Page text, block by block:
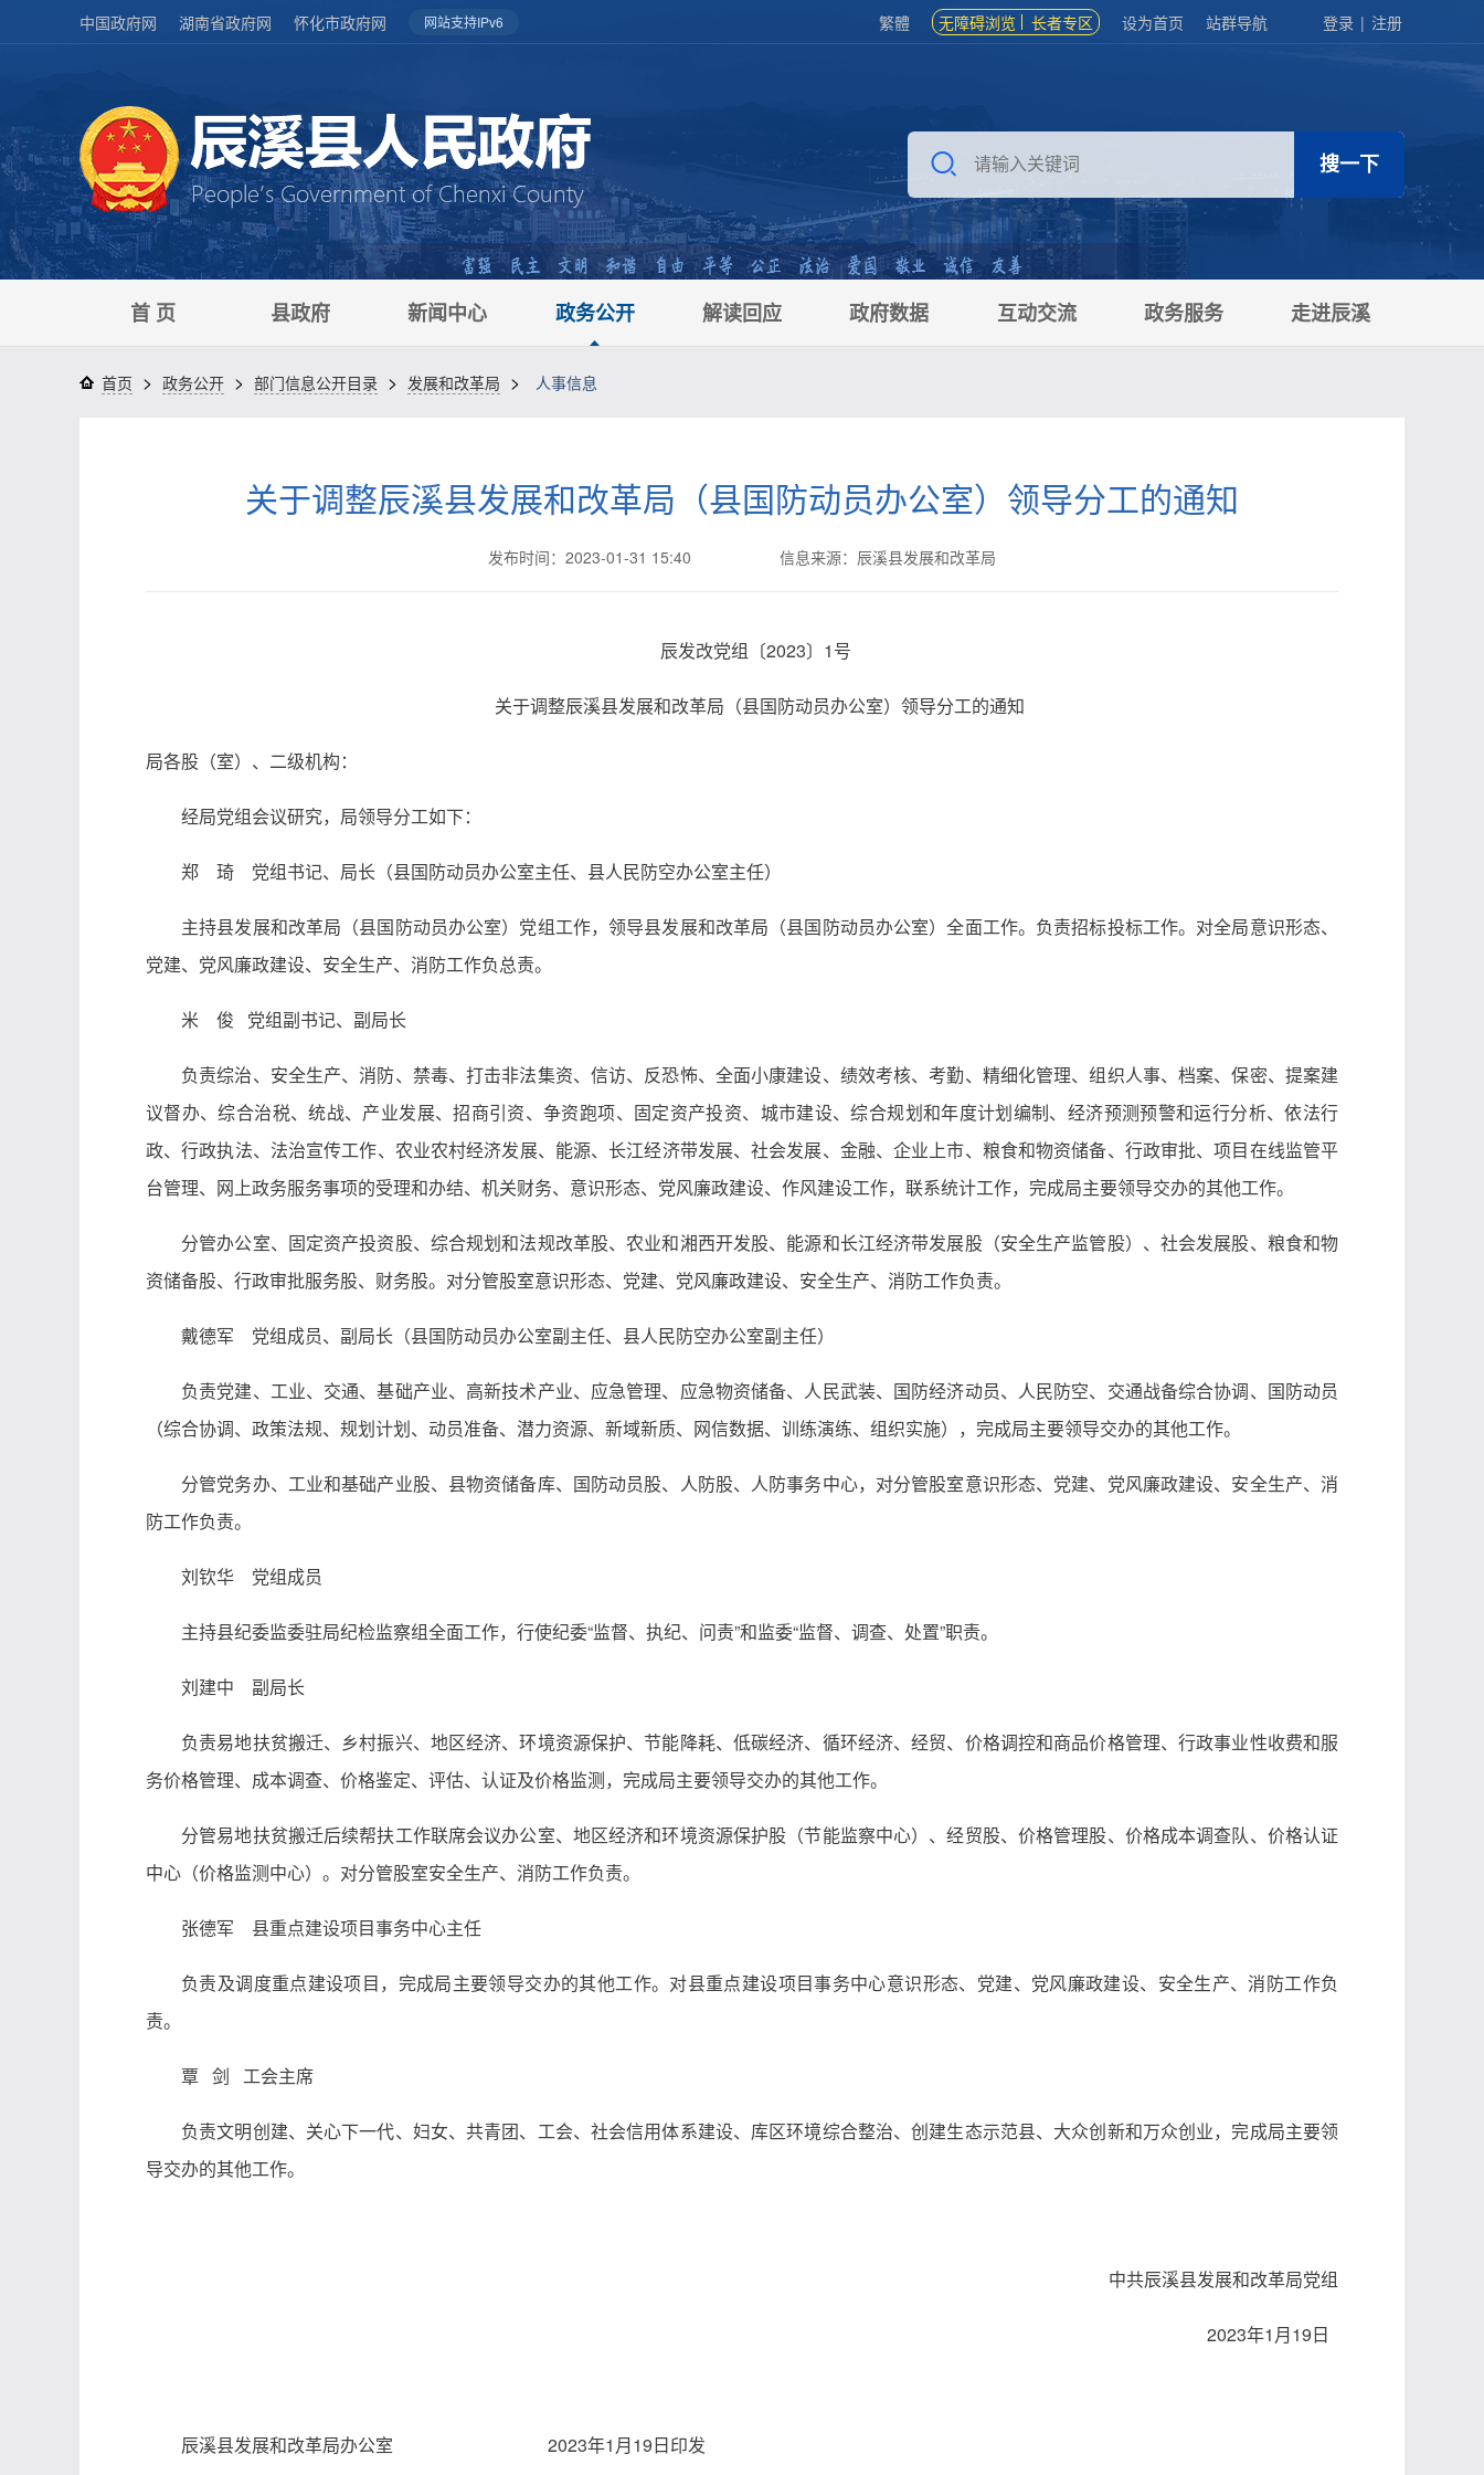
中国政府网 湖南省政府网 怀化市政府网 网站支持IPv6 繁體 无障碍浏览 长者专区 设为首页 站群导航 登录 | 注册
首 页 县政府 新闻中心 政务公开 解读回应 政府数据 互动交流 政务服务 走进辰溪
首页 > 政务公开 > 部门信息公开目录 > 发展和改革局 > 人事信息
关于调整辰溪县发展和改革局（县国防动员办公室）领导分工的通知
发布时间：2023-01-31 15:40 信息来源：辰溪县发展和改革局
辰发改党组〔2023〕1号
关于调整辰溪县发展和改革局（县国防动员办公室）领导分工的通知
局各股（室）、二级机构：
经局党组会议研究，局领导分工如下：
郑 琦 党组书记、局长（县国防动员办公室主任、县人民防空办公室主任）
主持县发展和改革局（县国防动员办公室）党组工作，领导县发展和改革局（县国防动员办公室）全面工作。负责招标投标工作。对全局意识形态、
党建、党风廉政建设、安全生产、消防工作负总责。
米 俊 党组副书记、副局长
负责综治、安全生产、消防、禁毒、打击非法集资、信访、反恐怖、全面小康建设、绩效考核、考勤、精细化管理、组织人事、档案、保密、提案建
议督办、综合治税、统战、产业发展、招商引资、争资跑项、固定资产投资、城市建设、综合规划和年度计划编制、经济预测预警和运行分析、依法行
政、行政执法、法治宣传工作、农业农村经济发展、能源、长江经济带发展、社会发展、金融、企业上市、粮食和物资储备、行政审批、项目在线监管平
台管理、网上政务服务事项的受理和办结、机关财务、意识形态、党风廉政建设、作风建设工作，联系统计工作，完成局主要领导交办的其他工作。
分管办公室、固定资产投资股、综合规划和法规改革股、农业和湘西开发股、能源和长江经济带发展股（安全生产监管股）、社会发展股、粮食和物
资储备股、行政审批服务股、财务股。对分管股室意识形态、党建、党风廉政建设、安全生产、消防工作负责。
戴德军 党组成员、副局长（县国防动员办公室副主任、县人民防空办公室副主任）
负责党建、工业、交通、基础产业、高新技术产业、应急管理、应急物资储备、人民武装、国防经济动员、人民防空、交通战备综合协调、国防动员
（综合协调、政策法规、规划计划、动员准备、潜力资源、新域新质、网信数据、训练演练、组织实施），完成局主要领导交办的其他工作。
分管党务办、工业和基础产业股、县物资储备库、国防动员股、人防股、人防事务中心，对分管股室意识形态、党建、党风廉政建设、安全生产、消
防工作负责。
刘钦华 党组成员
主持县纪委监委驻局纪检监察组全面工作，行使纪委“监督、执纪、问责”和监委“监督、调查、处置”职责。
刘建中 副局长
负责易地扶贫搬迁、乡村振兴、地区经济、环境资源保护、节能降耗、低碳经济、循环经济、经贸、价格调控和商品价格管理、行政事业性收费和服
务价格管理、成本调查、价格鉴定、评估、认证及价格监测，完成局主要领导交办的其他工作。
分管易地扶贫搬迁后续帮扶工作联席会议办公室、地区经济和环境资源保护股（节能监察中心）、经贸股、价格管理股、价格成本调查队、价格认证
中心（价格监测中心）。对分管股室安全生产、消防工作负责。
张德军 县重点建设项目事务中心主任
负责及调度重点建设项目，完成局主要领导交办的其他工作。对县重点建设项目事务中心意识形态、党建、党风廉政建设、安全生产、消防工作负
责。
覃 剑 工会主席
负责文明创建、关心下一代、妇女、共青团、工会、社会信用体系建设、库区环境综合整治、创建生态示范县、大众创新和万众创业，完成局主要领
导交办的其他工作。
中共辰溪县发展和改革局党组
2023年1月19日
辰溪县发展和改革局办公室 2023年1月19日印发